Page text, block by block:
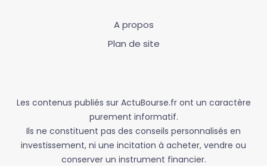
A propos
Plan de site
Les contenus publiés sur ActuBourse.fr ont un caractère
purement informatif.
Ils ne constituent pas des conseils personnalisés en
investissement, ni une incitation à acheter, vendre ou
conserver un instrument financier.